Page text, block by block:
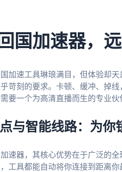
国加速器，
加速工具琳琅满目，但体验却
苛刻的要求。卡顿、缓冲、掉
要一个为高清直播而生的专业伙
与智能线路：为你
速器，其核心优势在于广泛的
工具都能自动将你连接到距离